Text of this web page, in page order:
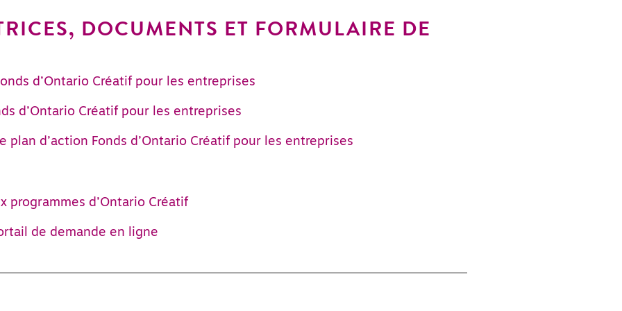
DOCUMENTS ET FORMULAIRE DE
d’Ontario Créatif pour les entreprises
d’Ontario Créatif pour les entreprises
plan d’action Fonds d’Ontario Créatif pour les entreprises
programmes d’Ontario Créatif
de demande en ligne